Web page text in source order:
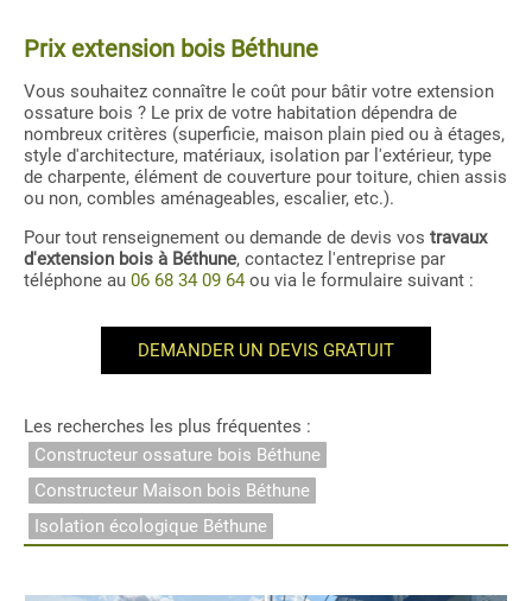
Prix extension bois Béthune
Vous souhaitez connaître le coût pour bâtir votre extension
ossature bois ? Le prix de votre habitation dépendra de
nombreux critères (superficie, maison plain pied ou à étages,
style d'architecture, matériaux, isolation par l'extérieur, type
de charpente, élément de couverture pour toiture, chien assis
ou non, combles aménageables, escalier, etc.).
Pour tout renseignement ou demande de devis vos travaux
d'extension bois à Béthune, contactez l'entreprise par
téléphone au 06 68 34 09 64 ou via le formulaire suivant :
DEMANDER UN DEVIS GRATUIT
Les recherches les plus fréquentes :
Constructeur ossature bois Béthune
Constructeur Maison bois Béthune
Isolation écologique Béthune